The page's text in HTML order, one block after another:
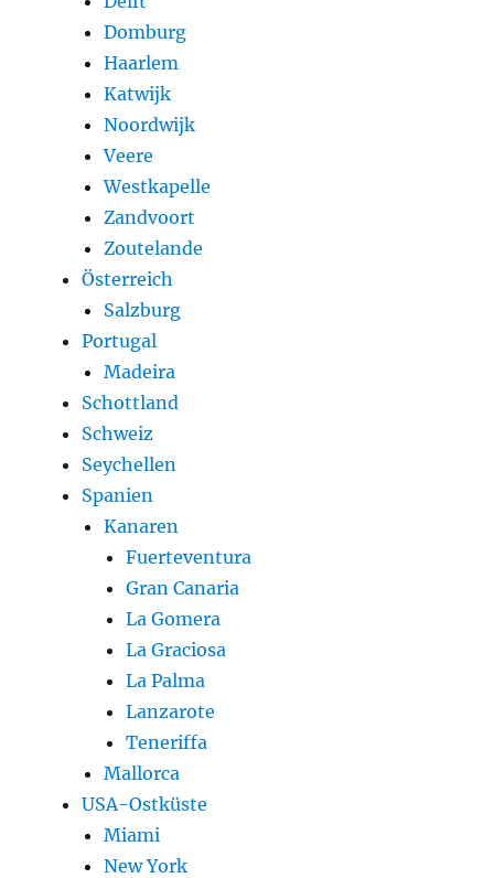
Domburg
Haarlem
Katwijk
Noordwijk
Veere
Westkapelle
Zandvoort
Zoutelande
Österreich
Salzburg
Portugal
Madeira
Schottland
Schweiz
Seychellen
Spanien
Kanaren
Fuerteventura
Gran Canaria
La Gomera
La Graciosa
La Palma
Lanzarote
Teneriffa
Mallorca
USA-Ostküste
Miami
New York